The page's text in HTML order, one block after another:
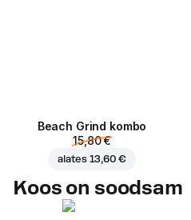
Beach Grind kombo
15,80 €
alates 13,60 €
Koos on soodsam